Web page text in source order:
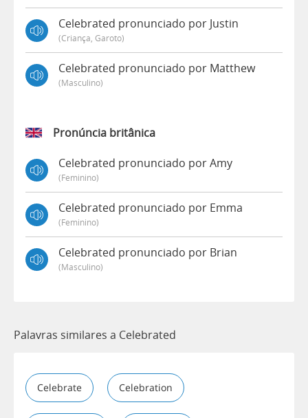
Celebrated pronunciado por Justin
(criança, Garoto)
Celebrated pronunciado por Matthew
(masculino)
Pronúncia britânica
Celebrated pronunciado por Amy
(feminino)
Celebrated pronunciado por Emma
(feminino)
Celebrated pronunciado por Brian
(masculino)
Palavras similares a Celebrated
Celebrate Celebration